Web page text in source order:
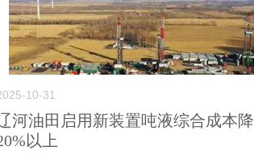
10-31
河油田启用新装置吨液综合成本降
以上